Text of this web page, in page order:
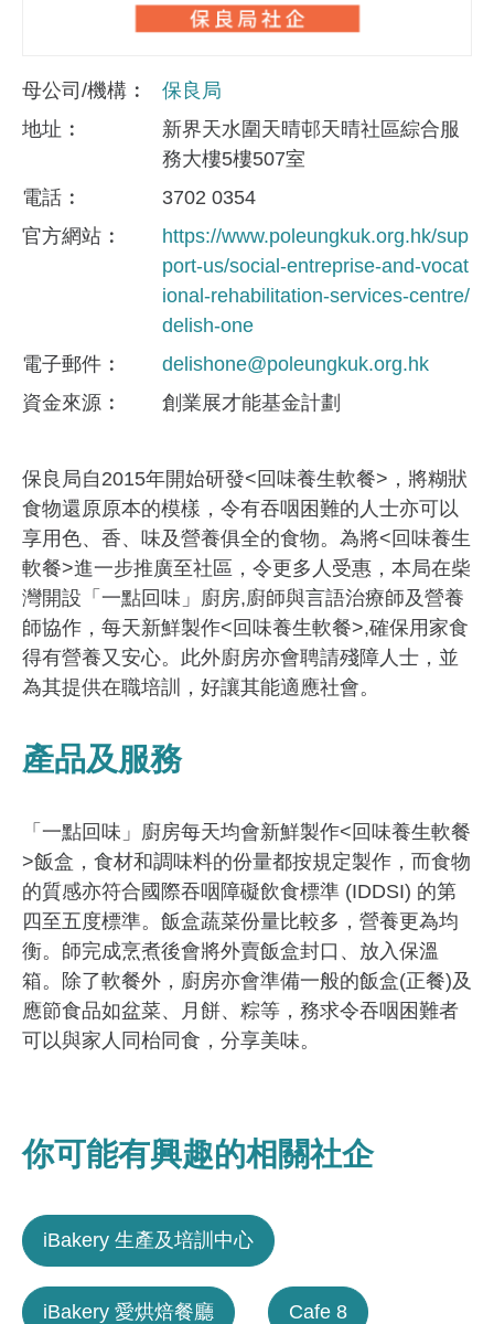
母公司/機構
保良局
地址
新界天水圍天晴邨天晴社區綜合服
務大樓5樓507室
電話
3702 0354
官方網站
https://www.poleungkuk.org.hk/sup
port-us/social-entreprise-and-vocat
ional-rehabilitation-services-centre/
delish-one
電子郵件
delishone@poleungkuk.org.hk
資金來​源
創業展才能基金計劃
保良局自2015年開始研發<回味養生軟餐>，將糊狀
食物還原原本的模樣，令有吞咽困難的人士亦可以
享用色、香、味及營養俱全的食物。為將<回味養生
軟餐>進一步推廣至社區，令更多人受惠，本局在柴
灣開設「一點回味」廚房,廚師與言語治療師及營養
師協作，每天新鮮製作<回味養生軟餐>,確保用家食
得有營養又安心。此外廚房亦會聘請殘障人士，並
為其提供在職培訓，好讓其能適應社會。
產品及服務
「一點回味」廚房每天均會新鮮製作<回味養生軟餐
>飯盒，食材和調味料的份量都按規定製作，而食物
的質感亦符合國際吞咽障礙飲食標準 (IDDSI) 的第
四至五度標準。飯盒蔬菜份量比較多，營養更為均
衡。師完成烹煮後會將外賣飯盒封口、放入保溫
箱。除了軟餐外，廚房亦會準備一般的飯盒(正餐)及
應節食品如盆菜、月餅、粽等，務求令吞咽困難者
可以與家人同枱同食，分享美味。
你可能有興趣的相關社企
iBakery 生產及培訓中心
iBakery 愛烘焙餐廳 Cafe 8